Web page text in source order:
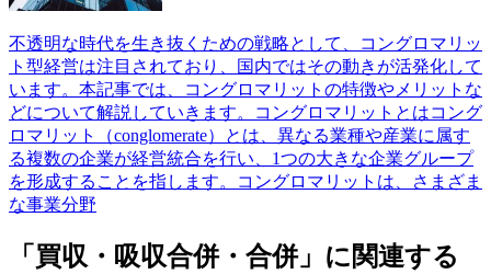
不透明な時代を生き抜くための戦略として、コングロマリッ
ト型経営は注目されており、国内ではその動きが活発化して
います。本記事では、コングロマリットの特徴やメリットな
どについて解説していきます。コングロマリットとはコング
ロマリット（conglomerate）とは、異なる業種や産業に属す
る複数の企業が経営統合を行い、1つの大きな企業グループ
を形成することを指します。コングロマリットは、さまざま
な事業分野
「買収・吸収合併・合併」に関連する